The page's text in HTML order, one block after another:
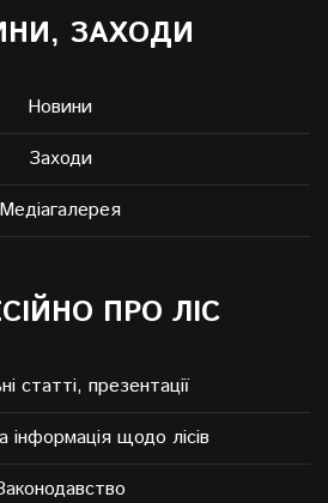
ЗАХОДИ
Новини
Заходи
Медіагалерея
ПРО ЛІС
статті, презентації
інформація щодо лісів